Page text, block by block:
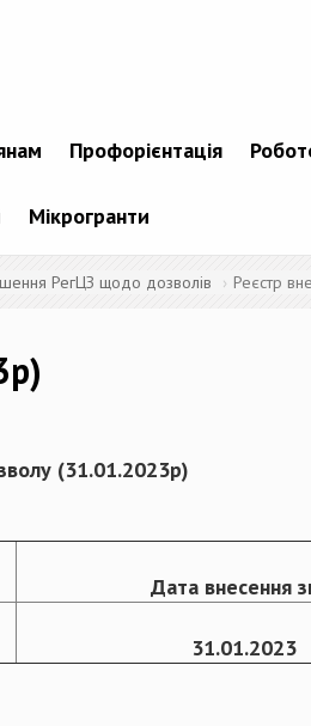
Профорієнтація
Мікрогранти
РегЦЗ щодо дозволів Реєстр
(31.01.2023р)
Дата внесення
31.01.2023